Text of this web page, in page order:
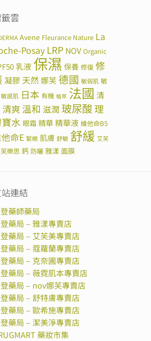
雲
Avene Fleurance Nature La
PosayLRP NOV Organic
乳液 保濕 保養 修復 修
凝膠 天然 娜芙 德國 敏弱肌 敏
敏感肌 日本 有機 植萃 法國 清
清爽 溫和 滋潤 玻尿酸理
水 眼霜 精華 精華液 維他命B5
命E 緊緻 肌膚 舒敏 舒緩 艾芙
芙樂思 鈣 防曬 雅漾 面膜
連結
藥師藥局
藥局 – 雅漾專賣店
藥局 – 艾芙美專賣店
藥局 – 蔻蘿蘭專賣店
藥局 – 克奈圃專賣店
藥局 – 薇霓肌本專賣店
藥局 – nov娜芙專賣店
藥局 – 舒特膚專賣店
藥局 – 歐希施專賣店
藥局 – 潔美淨專賣店
藥妝市集